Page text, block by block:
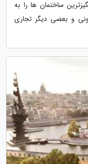
سال 2019 شگفت انگیزترین ساختمان ها را به
و بعضی دیگر تجاری